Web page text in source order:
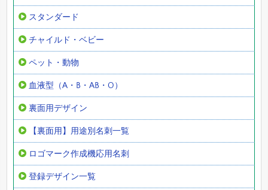
スタンダード
チャイルド・ベビー
ペット・動物
血液型（A・B・AB・O）
裏面用デザイン
【裏面用】用途別名刺一覧
ロゴマーク作成機応用名刺
登録デザイン一覧